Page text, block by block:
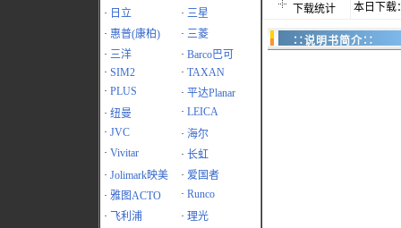
· 日立 · 三星
· 惠普(康柏) · 三菱
· 三洋 · Barco巴可
· SIM2 · TAXAN
· PLUS · 平达Planar
· 纽曼 · LEICA
· JVC · 海尔
· Vivitar · 长虹
· Jolimark映美 · 爱国者
· 雅图ACTO · Runco
·
飞利浦 · 理光
下载统计 本日下载
∷说明书简介∷